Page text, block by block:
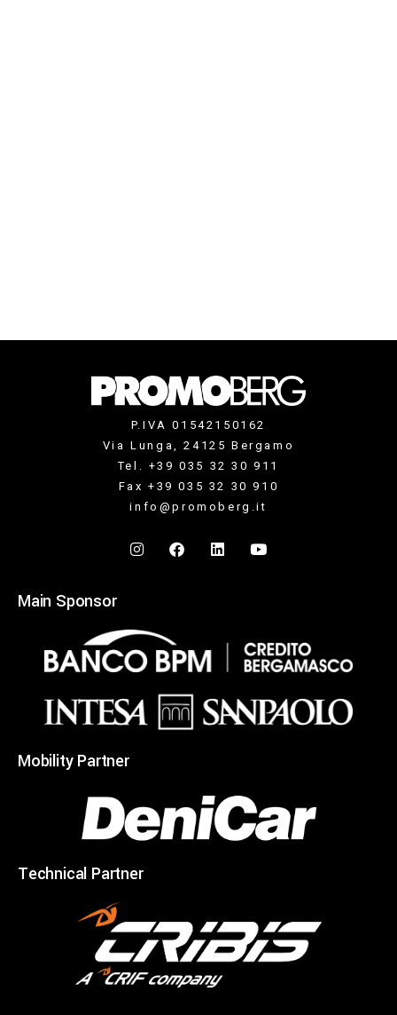
P.IVA 01542150162
Via Lunga, 24125 Bergamo
Tel. +39 035 32 30 911
Fax +39 035 32 30 910
info@promoberg.it
Main Sponsor
Mobility Partner
Technical Partner